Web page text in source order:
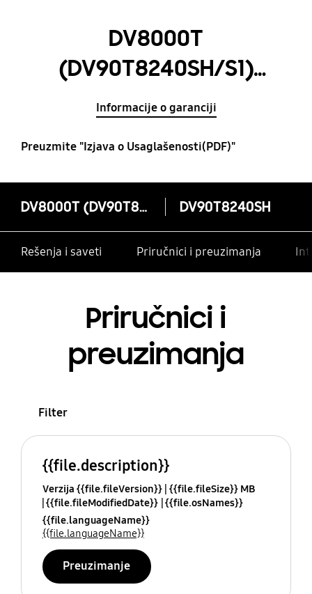
DV8000T
(DV90T8240SH/S1)
Kombinovana mašina
Informacije o garanciji
Preuzmite "Izjava o Usaglašenosti(PDF)"
DV8000T (DV90T8240SH/S1) Kombinovana mašina sa AI Kontrolom, 9kg DV90T8240SH
Rešenja i saveti Priručnici i preuzimanja
Priručnici i
preuzimanja
Filter
{{file.description}}
Verzija {{file.fileVersion}} {{file.fileSize}} MB
{{file.fileModifiedDate}} {{file.osNames}}
{{file.languageName}}
{{file.languageName}}
Preuzimanje